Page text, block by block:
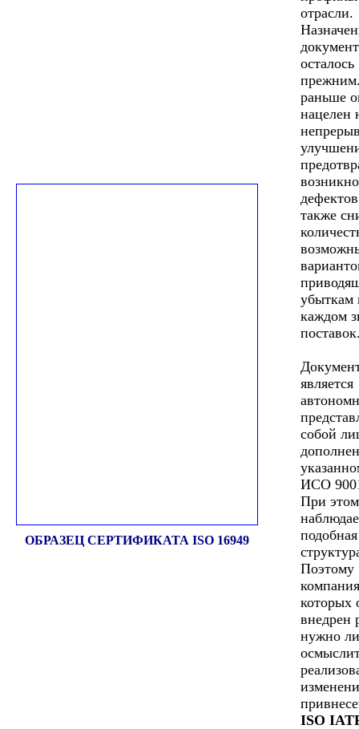
ОБРАЗЕЦ СЕРТИФИКАТА ISO 16949
отрасли.
осталось
раньше
нацелен
также
убыткам
каждом
является
собой
ИСО
При
Поэтому
которых
внедрен
нужно
ISO